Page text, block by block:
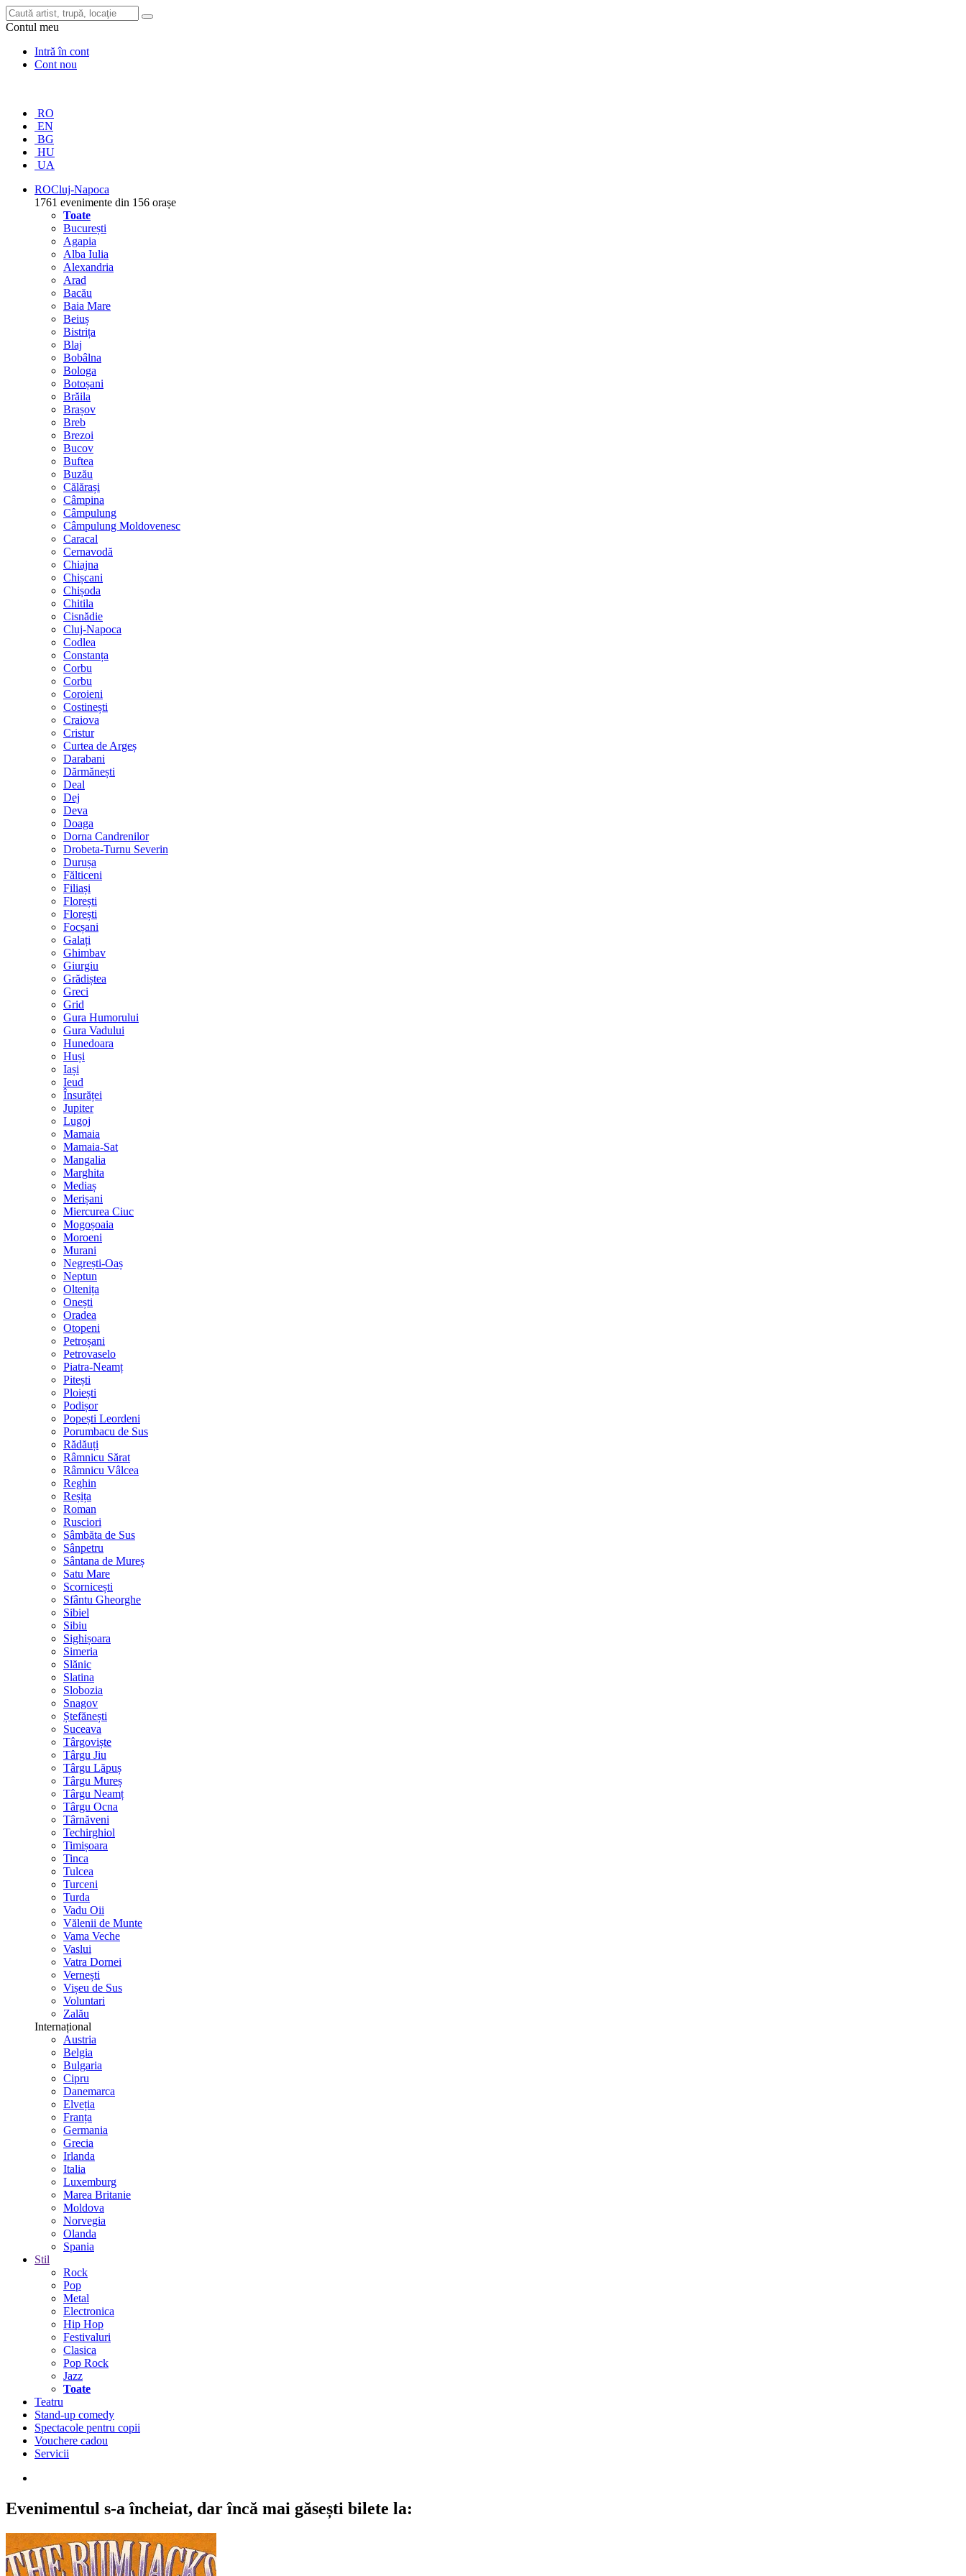
Contul meu
Intră în cont
Cont nou
RO
EN
BG
HU
UA
ROCluj-Napoca
1761 evenimente din 156 orașe
Toate
București
Agapia
Alba Iulia
Alexandria
Arad
Bacău
Baia Mare
Beiuș
Bistrița
Blaj
Bobâlna
Bologa
Botoșani
Brăila
Brașov
Breb
Brezoi
Bucov
Buftea
Buzău
Călărași
Câmpina
Câmpulung
Câmpulung Moldovenesc
Caracal
Cernavodă
Chiajna
Chișcani
Chișoda
Chitila
Cisnădie
Cluj-Napoca
Codlea
Constanța
Corbu
Corbu
Coroieni
Costinești
Craiova
Cristur
Curtea de Argeș
Darabani
Dărmănești
Deal
Dej
Deva
Doaga
Dorna Candrenilor
Drobeta-Turnu Severin
Durușa
Fălticeni
Filiași
Florești
Florești
Focșani
Galați
Ghimbav
Giurgiu
Grădiștea
Greci
Grid
Gura Humorului
Gura Vadului
Hunedoara
Huși
Iași
Ieud
Însurăței
Jupiter
Lugoj
Mamaia
Mamaia-Sat
Mangalia
Marghita
Mediaș
Merișani
Miercurea Ciuc
Mogoșoaia
Moroeni
Murani
Negrești-Oaș
Neptun
Oltenița
Onești
Oradea
Otopeni
Petroșani
Petrovaselo
Piatra-Neamț
Pitești
Ploiești
Podișor
Popești Leordeni
Porumbacu de Sus
Rădăuți
Râmnicu Sărat
Râmnicu Vâlcea
Reghin
Reșița
Roman
Rusciori
Sâmbăta de Sus
Sânpetru
Sântana de Mureș
Satu Mare
Scornicești
Sfântu Gheorghe
Sibiel
Sibiu
Sighișoara
Simeria
Slănic
Slatina
Slobozia
Snagov
Ștefănești
Suceava
Târgoviște
Târgu Jiu
Târgu Lăpuș
Târgu Mureș
Târgu Neamț
Târgu Ocna
Târnăveni
Techirghiol
Timișoara
Tinca
Tulcea
Turceni
Turda
Vadu Oii
Vălenii de Munte
Vama Veche
Vaslui
Vatra Dornei
Vernești
Vișeu de Sus
Voluntari
Zalău
Internațional
Austria
Belgia
Bulgaria
Cipru
Danemarca
Elveția
Franța
Germania
Grecia
Irlanda
Italia
Luxemburg
Marea Britanie
Moldova
Norvegia
Olanda
Spania
Stil
Rock
Pop
Metal
Electronica
Hip Hop
Festivaluri
Clasica
Pop Rock
Jazz
Toate
Teatru
Stand-up comedy
Spectacole pentru copii
Vouchere cadou
Servicii
Evenimentul s-a încheiat, dar încă mai găsești bilete la: